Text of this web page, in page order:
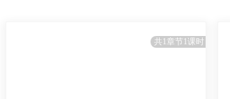
共1章节1课时